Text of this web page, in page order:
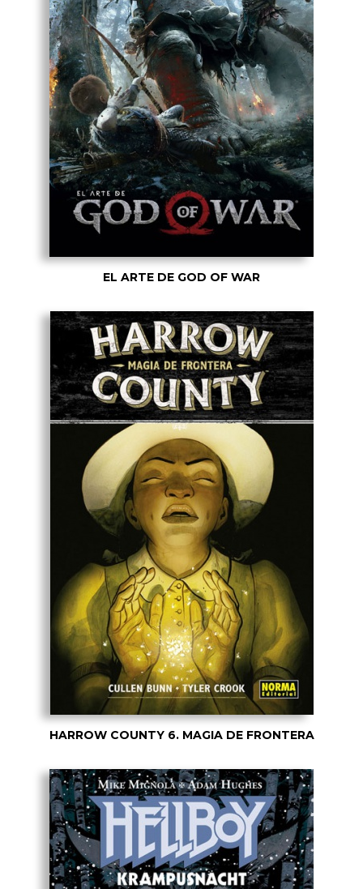
EL ARTE DE GOD OF WAR
HARROW COUNTY 6. MAGIA DE FRONTERA